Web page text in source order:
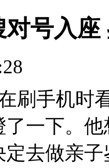
对号入
刷手机时
了一下。
定去做亲